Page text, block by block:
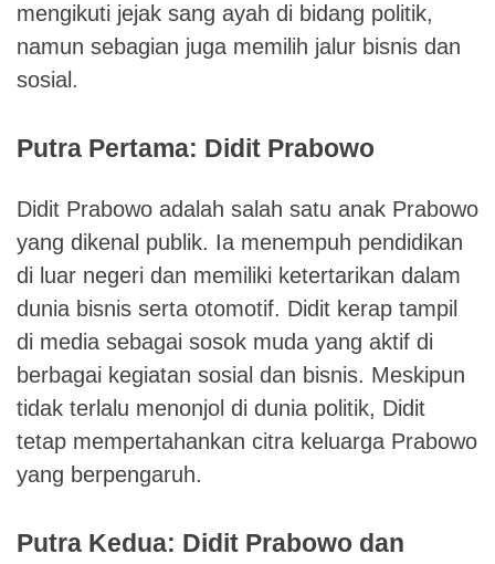
mengikuti jejak sang ayah di bidang politik,
namun sebagian juga memilih jalur bisnis dan
sosial.
Putra Pertama: Didit Prabowo
Didit Prabowo adalah salah satu anak Prabowo
yang dikenal publik. Ia menempuh pendidikan
di luar negeri dan memiliki ketertarikan dalam
dunia bisnis serta otomotif. Didit kerap tampil
di media sebagai sosok muda yang aktif di
berbagai kegiatan sosial dan bisnis. Meskipun
tidak terlalu menonjol di dunia politik, Didit
tetap mempertahankan citra keluarga Prabowo
yang berpengaruh.
Putra Kedua: Didit Prabowo dan